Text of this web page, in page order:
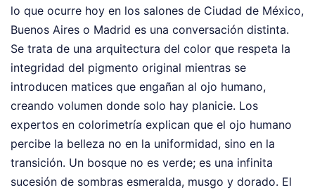
lo que ocurre hoy en los salones de Ciudad de México,
Buenos Aires o Madrid es una conversación distinta.
Se trata de una arquitectura del color que respeta la
integridad del pigmento original mientras se
introducen matices que engañan al ojo humano,
creando volumen donde solo hay planicie. Los
expertos en colorimetría explican que el ojo humano
percibe la belleza no en la uniformidad, sino en la
transición. Un bosque no es verde; es una infinita
sucesión de sombras esmeralda, musgo y dorado. El